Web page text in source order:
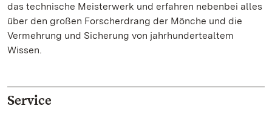
das technische Meisterwerk und erfahren nebenbei alles
über den großen Forscherdrang der Mönche und die
Vermehrung und Sicherung von jahrhundertealtem
Wissen.
Service